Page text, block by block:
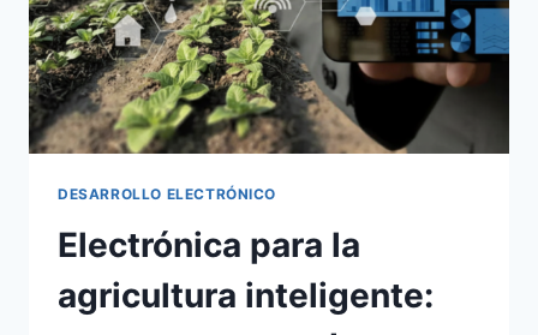
DESARROLLO ELECTRÓNICO
Electrónica para la
agricultura inteligente: